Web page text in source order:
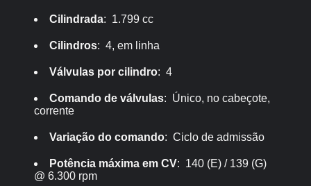
Cilindrada: 1.799 cc
Cilindros: 4, em linha
Válvulas por cilindro: 4
Comando de válvulas: Único, no cabeçote,
corrente
Variação do comando: Ciclo de admissão
Potência máxima em CV: 140 (E) / 139 (G)
@ 6.300 rpm